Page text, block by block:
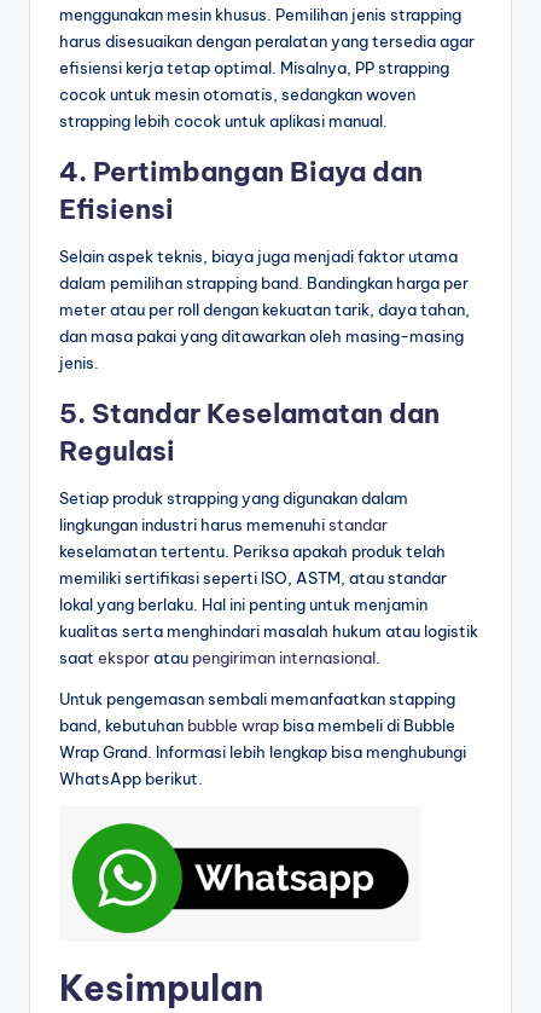
menggunakan mesin khusus. Pemilihan jenis strapping
harus disesuaikan dengan peralatan yang tersedia agar
efisiensi kerja tetap optimal. Misalnya, PP strapping
cocok untuk mesin otomatis, sedangkan woven
strapping lebih cocok untuk aplikasi manual.
4. Pertimbangan Biaya dan
Efisiensi
Selain aspek teknis, biaya juga menjadi faktor utama
dalam pemilihan strapping band. Bandingkan harga per
meter atau per roll dengan kekuatan tarik, daya tahan,
dan masa pakai yang ditawarkan oleh masing-masing
jenis.
5. Standar Keselamatan dan
Regulasi
Setiap produk strapping yang digunakan dalam
lingkungan industri harus memenuhistandar
keselamatan tertentu. Periksa apakah produk telah
memiliki sertifikasi seperti ISO, ASTM, atau standar
lokal yang berlaku. Hal ini penting untuk menjamin
kualitas serta menghindari masalah hukum atau logistik
saat eksporatau pengiriman internasional
Untuk pengemasan sembali memanfaatkan stapping
band, kebutuhan bubble wrap bisa membeli di Bubble
Wrap Grand. Informasi lebih lengkap bisa menghubungi
WhatsApp berikut.
Kesimpulan